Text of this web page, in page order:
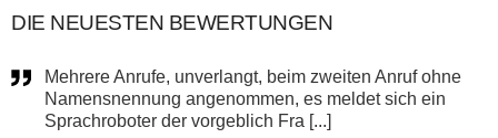
DIE NEUESTEN BEWERTUNGEN
Mehrere Anrufe, unverlangt, beim zweiten Anruf ohne
Namensnennung angenommen, es meldet sich ein
Sprachroboter der vorgeblich Fra [...]